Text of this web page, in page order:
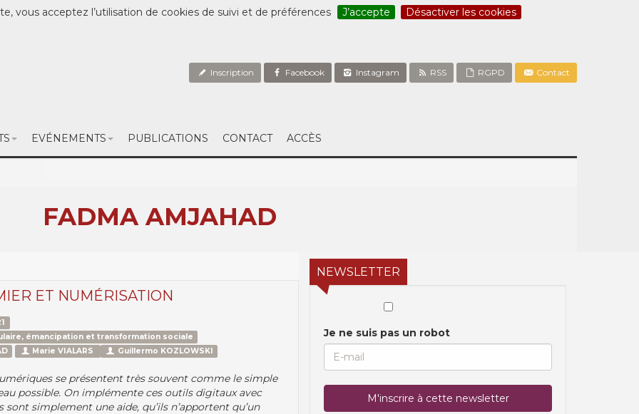
vous acceptez l’utilisation de cookies de suivi et de préférences J’accepte Désactiver les cookies
Inscription Facebook Instagram RSS RGPD Contact
EVÉNEMENTS PUBLICATIONS CONTACT ACCÈS
FADMA AMJAHAD
ET NUMÉRISATION
émancipation et transformation sociale
Marie VIALARS Guillermo KOZLOWSKI
se présentent très souvent comme le simple
possible. On implémente ces outils digitaux avec
sont simplement une aide, qu’ils n’apportent qu’un
NEWSLETTER
Je ne suis pas un robot